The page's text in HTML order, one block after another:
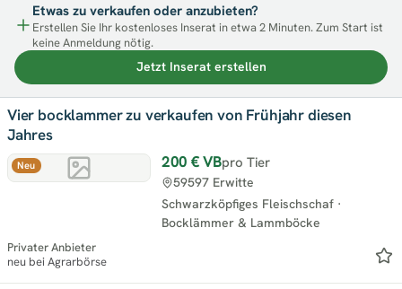
Etwas zu verkaufen oder anzubieten?
Erstellen Sie Ihr kostenloses Inserat in etwa 2 Minuten. Zum Start ist
keine Anmeldung nötig.
Jetzt Inserat erstellen
Neu
Vier bocklammer zu verkaufen von Frühjahr diesen
Jahres
200 €VBpro Tier
Schwarzköpfiges Fleischschaf ·
Bocklämmer & Lammböcke
59597 Erwitte
Privater Anbieter
neu bei Agrarbörse